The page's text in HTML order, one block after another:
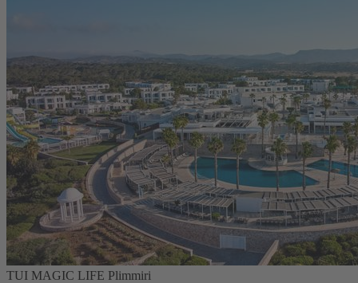
TUI MAGIC LIFE Plimmiri